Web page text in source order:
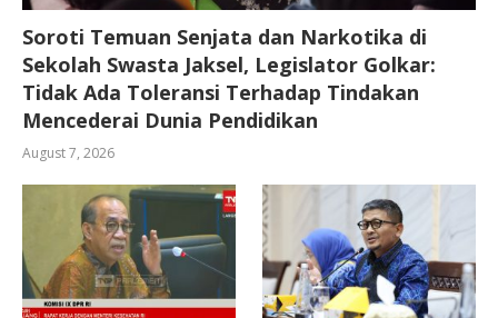
Soroti Temuan Senjata dan Narkotika di
Sekolah Swasta Jaksel, Legislator Golkar:
Tidak Ada Toleransi Terhadap Tindakan
Mencederai Dunia Pendidikan
August 7, 2026